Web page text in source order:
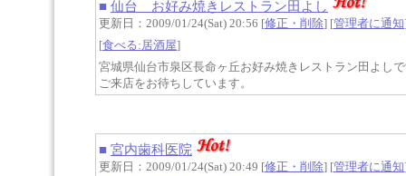
■ 仙台 お好み焼きレストラン田よし
更新日：2009/01/24(Sat) 20:56 [修正・削除] [管理者に通知
[食べる:居酒屋]
宮城県仙台市泉区長命ヶ丘お好み焼きレストラン田よ
ご来店をお待ちしています。
■ 宮内歯科医院
更新日：2009/01/24(Sat) 20:49 [修正・削除] [管理者に通知